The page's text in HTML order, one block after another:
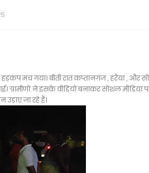
मच गया। बीती रात कप्तानगंज , हरैया , और
ने इसके वीडियो बनाकर सोशल मीडिया
जा रहे हैं।